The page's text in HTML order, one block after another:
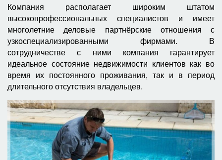
Компания располагает широким штатом
высокопрофессиональных специалистов и имеет
многолетние деловые партнёрские отношения с
узкоспециализированными фирмами. В
сотрудничестве с ними компания гарантирует
идеальное состояние недвижимости клиентов как во
время их постоянного проживания, так и в период
длительного отсутствия владельцев.